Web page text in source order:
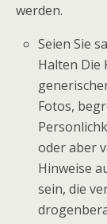
werden.
Seien Sie
Halten Die
Fotos,
oder aber
Hinweise
sein, die